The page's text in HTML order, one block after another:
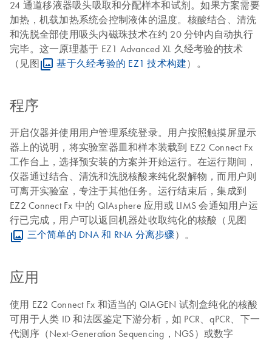
24 通道移液器吸头吸取和分配样本和试剂。如果方案需要
加热，机载加热系统会控制液体的温度。核酸结合、清洗
和洗脱全部使用吸头内磁珠技术在约 20 分钟内自动执行
完毕。这一原理基于 EZ1 Advanced XL 久经考验的技术
（见图
基于久经考验的 EZ1 技术构建）。
程序
开启仪器并使用用户管理系统登录。用户按照触摸屏显示
器上的说明，将实验室器皿和样本装载到 EZ2 Connect Fx
工作台上，选择预安装的方案并开始运行。在运行期间，
仪器通过结合、清洗和洗脱核酸来纯化裂解物，而用户则
可离开实验室，专注于其他任务。运行结束后，集成到
EZ2 Connect Fx 中的 QIAsphere 应用或 LIMS 会通知用户运
行已完成，用户可以返回机器处收取纯化的核酸（见图
三个简单的 DNA 和 RNA 分离步骤 ）。
应用
使用 EZ2 Connect Fx 和适当的 QIAGEN 试剂盒纯化的核酸
可用于人类 ID 和法医鉴定下游分析，如 PCR、qPCR、下一
代测序（Next-Generation Sequencing，NGS）或数字